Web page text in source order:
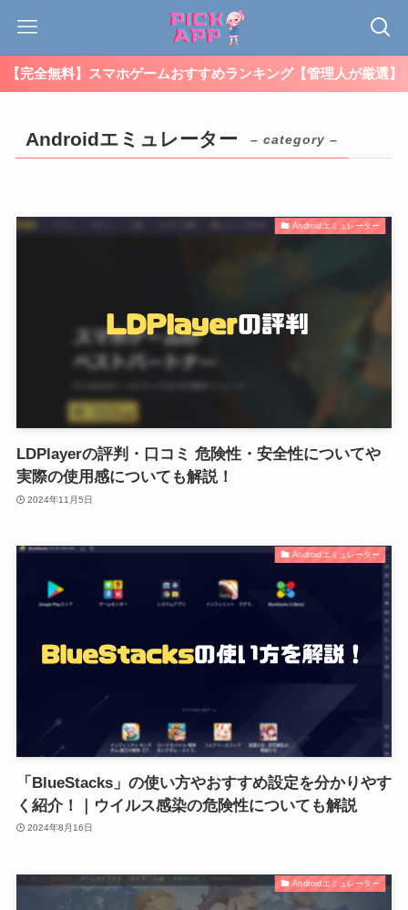
【完全無料】スマホゲームおすすめランキング【管理人が厳選】
Androidエミュレーター – category –
Androidエミュレーター
LDPlayerの評判・口コミ 危険性・安全性についてや
実際の使用感についても解説！
2024年11月5日
Androidエミュレーター
「BlueStacks」の使い方やおすすめ設定を分かりやす
く紹介！｜ウイルス感染の危険性についても解説
2024年8月16日
Androidエミュレーター